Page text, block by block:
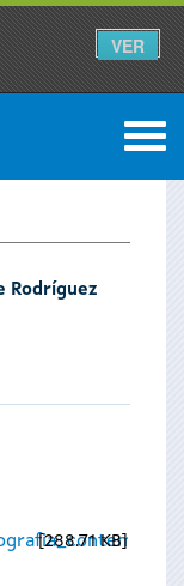
VER
0
Rodríguez
288.71 KB